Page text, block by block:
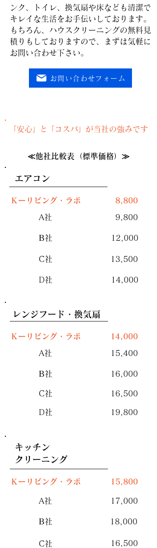
ンク、トイレ、換気扇や床なども清潔で
キレイな生活をお手伝いしております。
もちろん、ハウスクリーニングの無料見
積りもしておりますので、まずは気軽に
お問い合わせ下さい。
お問い合わせフォーム
「安心 」と 「コスパ 」 が当社の強みです
≪他社比較表（標準価格）≫
エアコン
Ｋーリビング・ラボ
A社
​B社
C社
D社
8,800
9,800
12,000
13,500
14,000
Ｋーリビング・ラボ
レンジフード・換気扇
14,000
A社 15,400
​B社 16,000
C社
D社
16,500
19,800
​キッチン
クリーニング
Ｋーリビング・ラボ
A社
​B社
C社
15,800
17,000
18,000
16,500